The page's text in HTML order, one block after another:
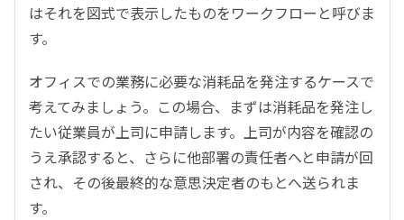
はそれを図式で表示したものをワークフローと呼びま
す。
オフィスでの業務に必要な消耗品を発注するケースで
考えてみましょう。この場合、まずは消耗品を発注し
たい従業員が上司に申請します。上司が内容を確認の
うえ承認すると、さらに他部署の責任者へと申請が回
され、その後最終的な意思決定者のもとへ送られま
す。